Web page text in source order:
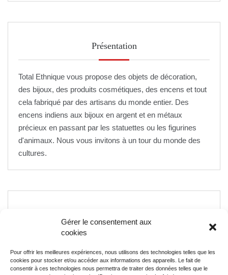
Gérer le consentement aux
cookies
Pour offrir les meilleures expériences, nous utilisons des technologies telles que les
cookies pour stocker et/ou accéder aux informations des appareils. Le fait de
consentir à ces technologies nous permettra de traiter des données telles que le
Présentation
Total Ethnique vous propose des objets de décoration,
des bijoux, des produits cosmétiques, des encens et tout
cela fabriqué par des artisans du monde entier. Des
encens indiens aux bijoux en argent et en métaux
précieux en passant par les statuettes ou les figurines
d'animaux. Nous vous invitons à un tour du monde des
cultures.
?